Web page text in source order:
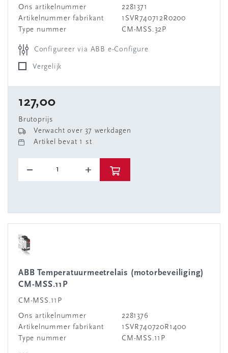
Ons artikelnummer
2281371
Artikelnummer fabrikant
1SVR740712R0200
Type nummer
CM-MSS.32P
Configureer via ABB e-Configure
Vergelijk
127,00
Brutoprijs
Verwacht over 37 werkdagen
Artikel bevat 1 st
ABB Temperatuurmeetrelais (motorbeveiliging)
CM-MSS.11P
CM-MSS.11P
Ons artikelnummer
2281376
Artikelnummer fabrikant
1SVR740720R1400
Type nummer
CM-MSS.11P